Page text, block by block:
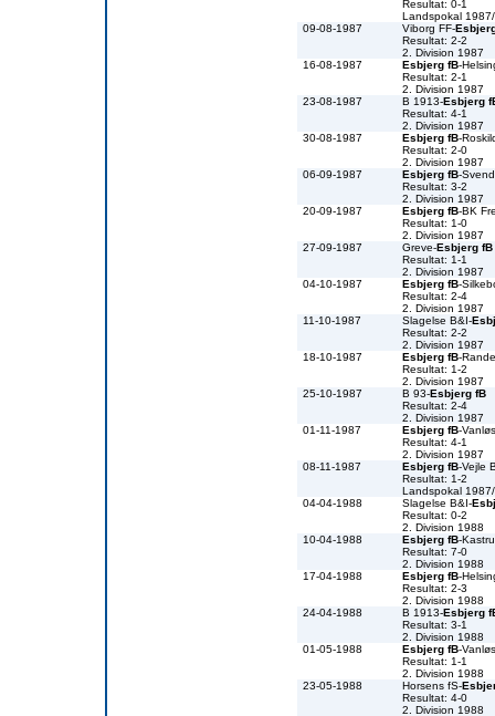
Resultat: 0-1
Landspokal
09-08-1987
Viborg FF-
Resultat: 2-2
2. Division 1987
16-08-1987
Esbjerg fB-
Resultat: 2-1
2. Division 1987
23-08-1987
B 1913-Esbjerg
Resultat: 4-1
2. Division 1987
30-08-1987
Esbjerg fB-
Resultat: 2-0
2. Division 1987
06-09-1987
Esbjerg fB-
Resultat: 3-2
2. Division 1987
20-09-1987
Esbjerg fB-BK
Resultat: 1-0
2. Division 1987
27-09-1987
Greve-Esbjerg fB
Resultat: 1-1
2. Division 1987
04-10-1987
Esbjerg fB-
Resultat: 2-4
2. Division 1987
11-10-1987
Slagelse B&I-
Resultat: 2-2
2. Division 1987
18-10-1987
Esbjerg fB-
Resultat: 1-2
2. Division 1987
25-10-1987
B 93-Esbjerg fB
Resultat: 2-4
2. Division 1987
01-11-1987
Esbjerg fB-
Resultat: 4-1
2. Division 1987
08-11-1987
Esbjerg fB-Vejle
Resultat: 1-2
Landspokal
04-04-1988
Slagelse B&I-
Resultat: 0-2
2. Division 1988
10-04-1988
Esbjerg fB-
Resultat: 7-0
2. Division 1988
17-04-1988
Esbjerg fB-
Resultat: 2-3
2. Division 1988
24-04-1988
B 1913-Esbjerg
Resultat: 3-1
2. Division 1988
01-05-1988
Esbjerg fB-
Resultat: 1-1
2. Division 1988
23-05-1988
Horsens fS-
Resultat: 4-0
2. Division 1988